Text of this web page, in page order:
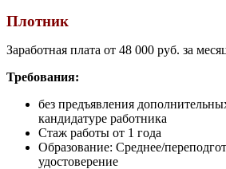
Плотник
Заработная плата от 48 000 руб. за
Требования:
без предъявления
кандидатуре работника
Стаж работы от 1 года
Образование: Среднее/
удостоверение